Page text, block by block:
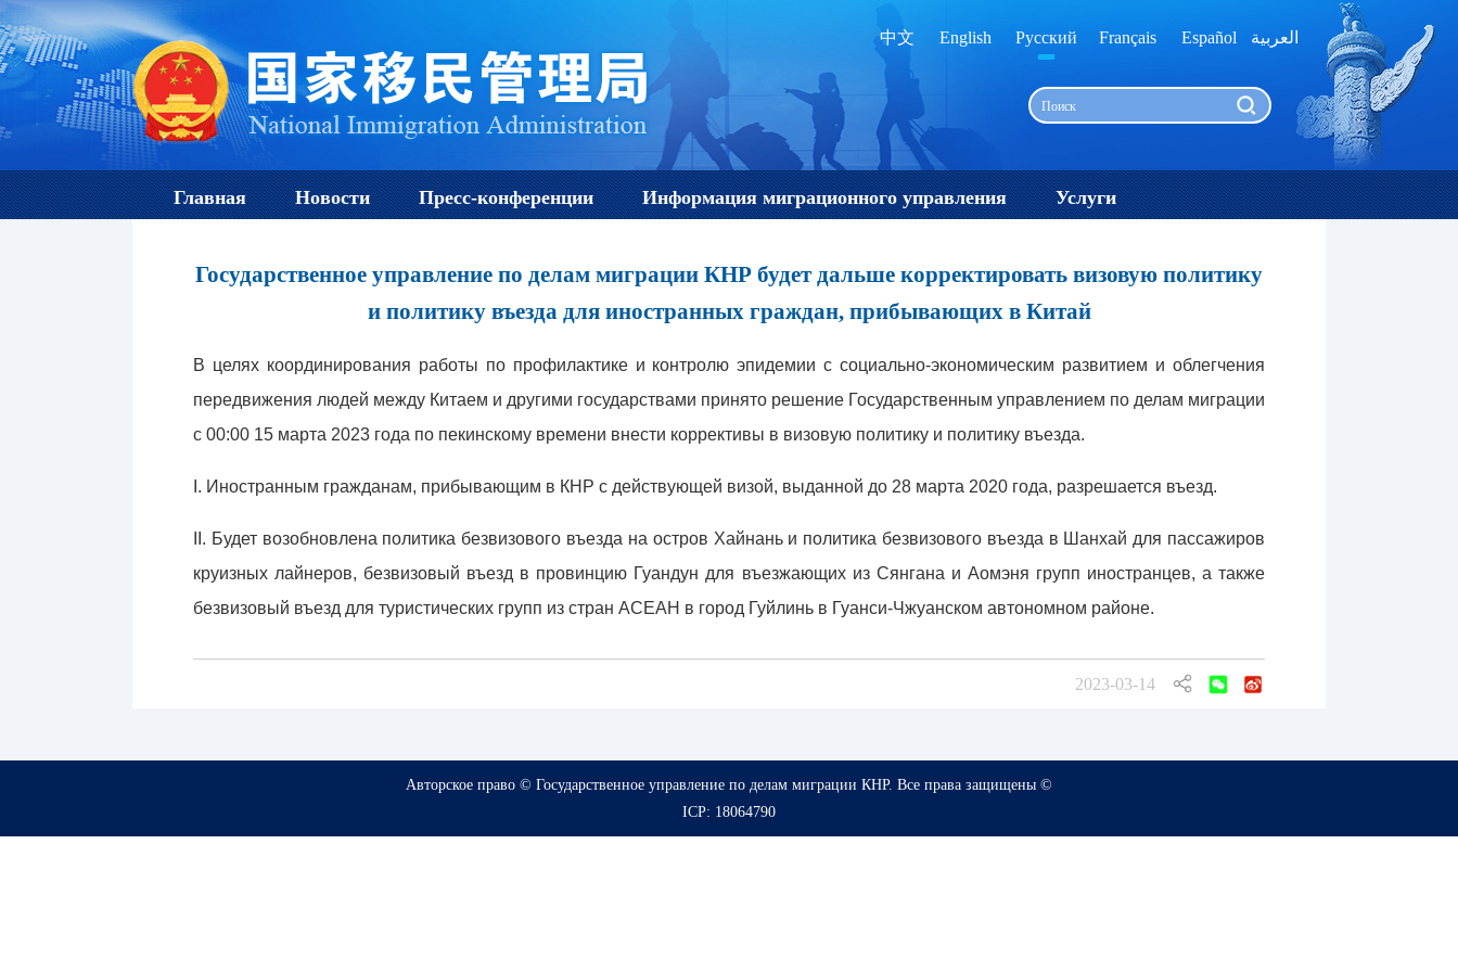
中文 English Русский Français Español العربية
Главная Новости Пресс-конференции Информация миграционного управления Услуги
Государственное управление по делам миграции КНР будет дальше корректировать визовую политику
и политику въезда для иностранных граждан, прибывающих в Китай
В целях координирования работы по профилактике и контролю эпидемии с социально-экономическим развитием и облегчения
передвижения людей между Китаем и другими государствами принято решение Государственным управлением по делам миграции
с 00:00 15 марта 2023 года по пекинскому времени внести коррективы в визовую политику и политику въезда.
I. Иностранным гражданам, прибывающим в КНР с действующей визой, выданной до 28 марта 2020 года, разрешается въезд.
II. Будет возобновлена политика безвизового въезда на остров Хайнань и политика безвизового въезда в Шанхай для пассажиров
круизных лайнеров, безвизовый въезд в провинцию Гуандун для въезжающих из Сянгана и Аомэня групп иностранцев, а также
безвизовый въезд для туристических групп из стран АСЕАН в город Гуйлинь в Гуанси-Чжуанском автономном районе.
2023-03-14
Авторское право © Государственное управление по делам миграции КНР. Все права защищены ©
ICP: 18064790